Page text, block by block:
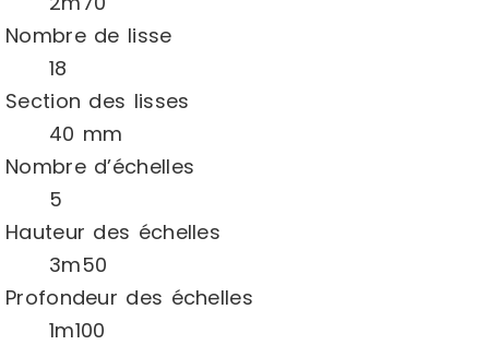
Nombre de lisse
18
Section des lisses
40 mm
Nombre d’échelles
5
Hauteur des échelles
3m50
Profondeur des échelles
1m100